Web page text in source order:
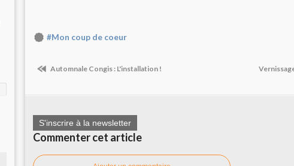
#Mon coup de coeur
Automnale Congis : L'installation !
S'inscrire à la newsletter
Commenter cet article